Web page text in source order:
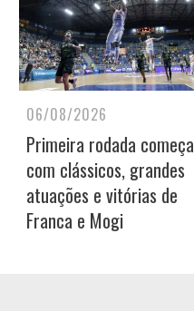
06/08/2026
Primeira rodada começa
com clássicos, grandes
atuações e vitórias de
Franca e Mogi